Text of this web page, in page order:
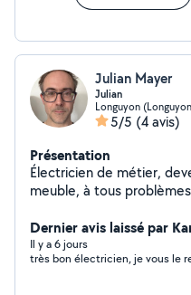
complète, une
réactivité.
Julian Mayer
Julian
Longuyon
5/5 (4 avis)
Présentation
Électricien de métier,
meuble, à tous
Dernier avis laissé par
Il y a 6 jours
très bon électricien, je vous le